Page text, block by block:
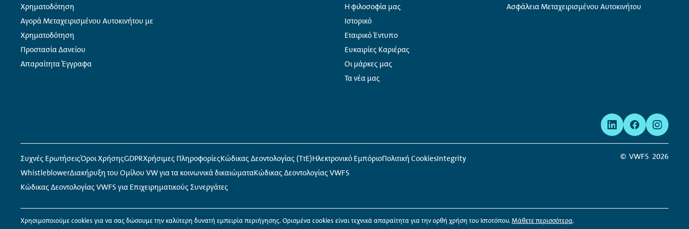
Χρηματοδότηση
Αγορά Μεταχειρισμένου Αυτοκινήτου με
Χρηματοδότηση
Προστασία Δανείου
Απαραίτητα Έγγραφα
Η φιλοσοφία μας
Ιστορικό
Εταιρικό Έντυπο
Ευκαιρίες Καριέρας
Οι μάρκες μας
Τα νέα μας
Ασφάλεια Μεταχειρισμένου Αυτοκινήτου
Συχνές ΕρωτήσειςΌροι ΧρήσηςGDPRΧρήσιμες ΠληροφορίεςΚώδικας Δεοντολογίας (ΤτΕ)Ηλεκτρονικό ΕμπόριοΠολιτική CookiesIntegrity
WhistleblowerΔιακήρυξη του Ομίλου VW για τα κοινωνικά δικαιώματαΚώδικας Δεοντολογίας VWFS
Κώδικας Δεοντολογίας VWFS για Επιχειρηματικούς Συνεργάτες
© VWFS 2026
Χρησιμοποιούμεcookies για να σας δώσουμε την καλύτερη δυνατή εμπειρία περιήγησης. Ορισμέναcookies είναι τεχνικά απαραίτητα για την ορθή χρήση του Ιστοτόπου.Μάθετε περισσότερα.